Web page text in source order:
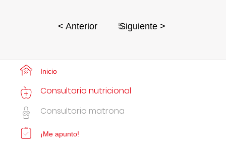
< Anterior 5
Siguiente >
Inicio
Consultorio nutricional
Consultorio matrona
¡Me apunto!